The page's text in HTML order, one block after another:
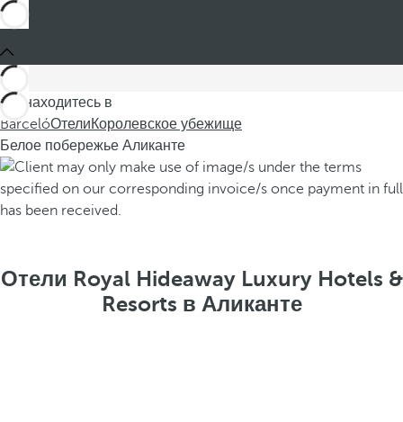
Вы находитесь в
BarcelóОтелиКоролевское убежище
Белое побережье Аликанте
Отели Royal Hideaway Luxury Hotels &
Resorts в Аликанте